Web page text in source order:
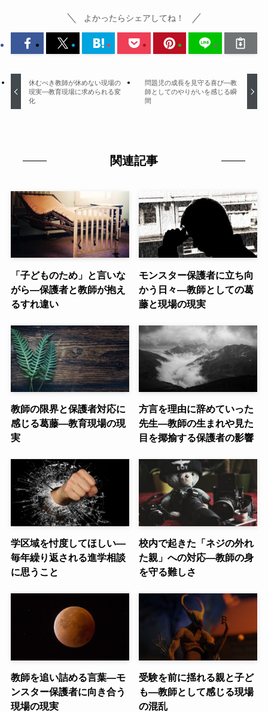
よかったらシェアしてね！
休むべき教師が休めない現場の
現実—教育現場に求められる変
化
問題児の成長を見守る喜び—教
師としてのやりがいを感じる瞬
間
関連記事
「子どものため」と言いな
がら—保護者と教師が抱え
るすれ違い
モンスター保護者に立ち向
かう日々—教師としての葛
藤と現場の現実
教師の限界と保護者対応に
感じる葛藤—教育現場の現
実
方言を理由に辞めていった
先生—教師の生まれや見た
目を揶揄する保護者の影響
学区域を忖度してほしい—
毎年繰り返される進学相談
に思うこと
校内で起きた「ネジの外れ
た親」への対応—教師の身
を守る難しさ
教師を追い詰める言葉—モ
ンスター保護者に向き合う
現場の現実
受験を前に揺れる親と子ど
も—教師として感じる現場
の混乱